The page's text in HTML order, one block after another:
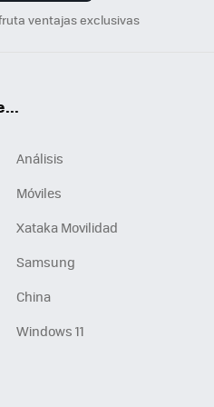
ventajas exclusivas
Análisis
Móviles
Xataka Movilidad
Samsung
China
Windows 11